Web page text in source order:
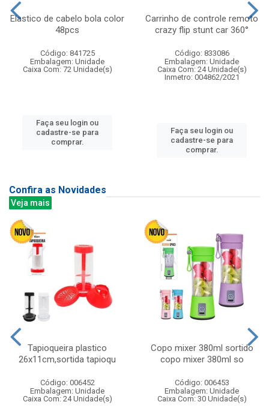
Elastico de cabelo bola color
48pcs
Código: 841725
Embalagem: Unidade
Caixa Com: 72 Unidade(s)
Faça seu login ou
cadastre-se para
comprar.
Carrinho de controle remoto
crazy flip stunt car 360°
Código: 833086
Embalagem: Unidade
Caixa Com: 24 Unidade(s)
Inmetro: 004862/2021
Faça seu login ou
cadastre-se para
comprar.
Confira as Novidades
Veja mais
Tapioqueira plastico
26x11cm,sortida tapioqu
Código: 006452
Embalagem: Unidade
Caixa Com: 24 Unidade(s)
Copo mixer 380ml sortido
copo mixer 380ml so
Código: 006453
Embalagem: Unidade
Caixa Com: 30 Unidade(s)